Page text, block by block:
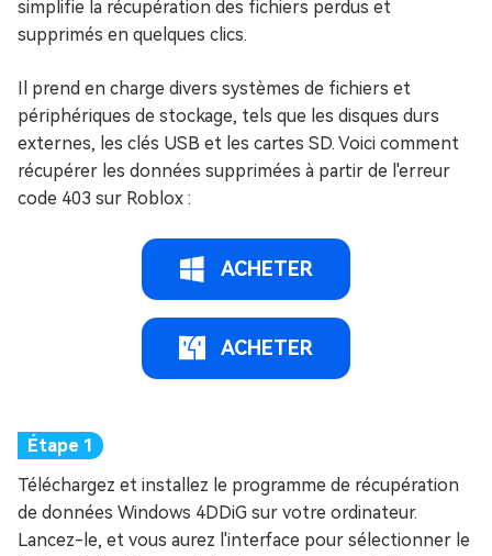
simplifie la récupération des fichiers perdus et
supprimés en quelques clics.
Il prend en charge divers systèmes de fichiers et
périphériques de stockage, tels que les disques durs
externes, les clés USB et les cartes SD. Voici comment
récupérer les données supprimées à partir de l'erreur
code 403 sur Roblox :
ACHETER
ACHETER
Téléchargez et installez le programme de récupération
de données Windows 4DDiG sur votre ordinateur.
Lancez-le, et vous aurez l'interface pour sélectionner le